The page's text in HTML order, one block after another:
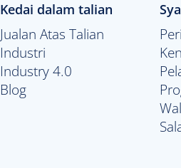
Kedai dalam talian
Jualan Atas Talian
Industri
Industry 4.0
Blog